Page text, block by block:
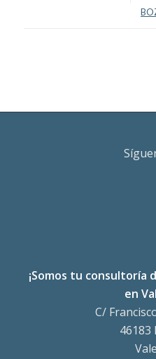
¡Somos tu consultoría
en
C/
46183